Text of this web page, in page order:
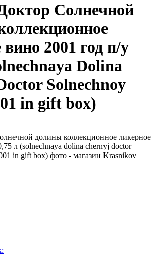
Солнечной
2001 год п/у
Dolina
Solnechnoy
in gift box)